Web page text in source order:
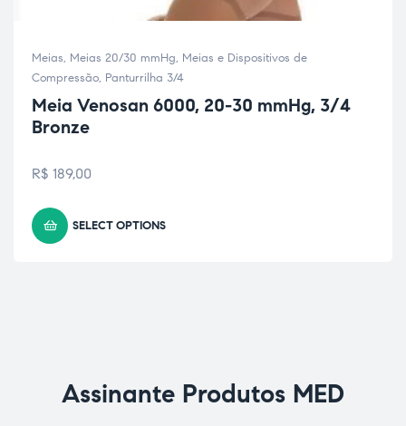
Meias, Meias 20/30 mmHg, Meias e Dispositivos de
Compressão, Panturrilha 3/4
Meia Venosan 6000, 20-30 mmHg, 3/4
Bronze
R$ 189,00
SELECT OPTIONS
Assinante Produtos MED